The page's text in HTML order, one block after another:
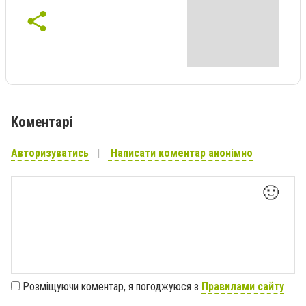
Коментарі
Авторизуватись Написати коментар анонімно
🙂
Розміщуючи коментар, я погоджуюся з Правилами сайту